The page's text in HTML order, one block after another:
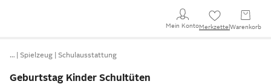
Mein KontoMerkzettel Warenkorb
… Spielzeug Schulausstattung
Geburtstag Kinder Schultüten